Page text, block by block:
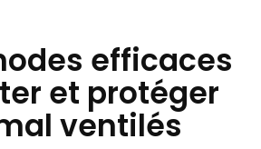
efficaces
et protéger
ventilés